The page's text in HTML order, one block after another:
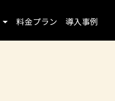
料金プラン 導入事例